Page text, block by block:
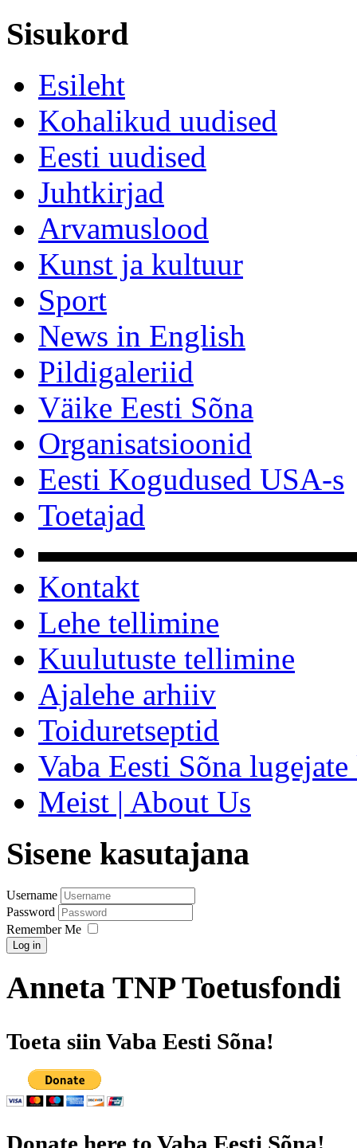
Sisukord
Esileht
Kohalikud uudised
Eesti uudised
Juhtkirjad
Arvamuslood
Kunst ja kultuur
Sport
News in English
Pildigaleriid
Väike Eesti Sõna
Organisatsioonid
Eesti Kogudused USA-s
Toetajad
Kontakt
Lehe tellimine
Kuulutuste tellimine
Ajalehe arhiiv
Toiduretseptid
Vaba Eesti Sõna
Meist | About Us
Sisene kasutajana
Username
Password
Remember Me
Log in
Anneta TNP Toetusfondi
Toeta siin Vaba Eesti Sõna!